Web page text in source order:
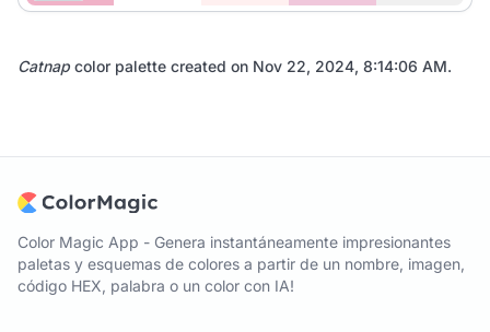
Catnap color palette created on Nov 22, 2024, 8:14:06 AM.
Color Magic App - Genera instantáneamente impresionantes
paletas y esquemas de colores a partir de un nombre, imagen,
código HEX, palabra o un color con IA!